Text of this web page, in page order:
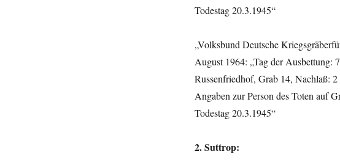
Todestag 20.3.1945“
„Volksbund Deutsche
August 1964: „Tag der Ausbettung:
Russenfriedhof, Grab 14, Nachlaß:
Angaben zur Person des Toten auf
Todestag 20.3.1945“
2. Suttrop: